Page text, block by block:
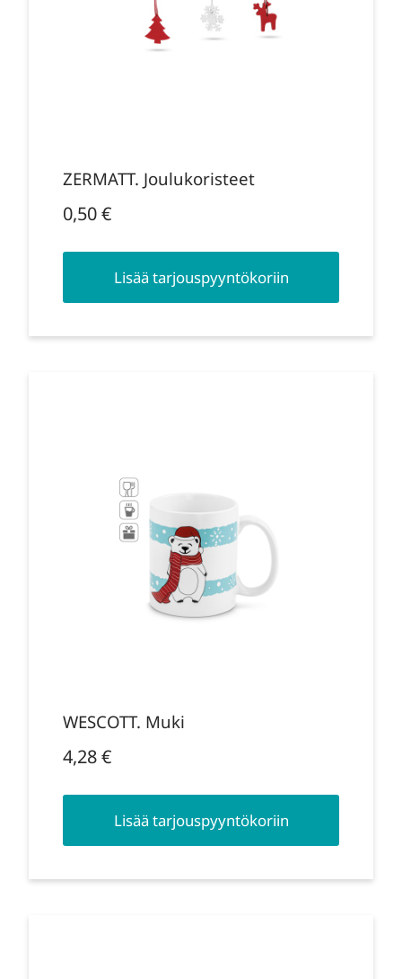
ZERMATT. Joulukoristeet
0,50€
Lisää tarjouspyyntökoriin
WESCOTT. Muki
4,28€
Lisää tarjouspyyntökoriin